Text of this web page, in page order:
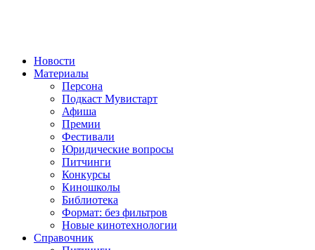
Новости
Материалы
Персона
Подкаст Мувистарт
Афиша
Премии
Фестивали
Юридические вопросы
Питчинги
Конкурсы
Киношколы
Библиотека
Формат: без фильтров
Новые кинотехнологии
Справочник